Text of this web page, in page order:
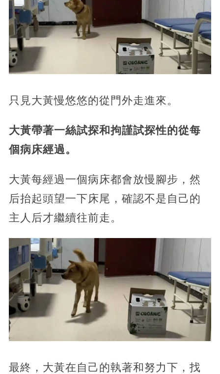
只見大黃慢悠悠的從門外走進來。
大黃帶著一絲試探和拘謹試探性的從每
個病床經過。
大黃每經過一個病床都會放慢腳步，然
后抬起頭望一下床尾，確認不是自己的
主人后才繼續往前走。
最終，大黃在自己的執著和努力下，找